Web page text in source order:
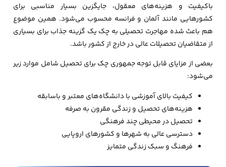
باکیفیت و هزینه‌های معقول، جایگزین بسیار مناسبی برای
کشورهایی مانند آلمان و فرانسه محسوب می‌شود. همین موضوع
هم باعث شده مهاجرت تحصیلی به چک یک گزینه جذاب برای بسیاری
از متقاضیان تحصیلات عالی در خارج از کشور باشد.
بعضی از مزایای قابل توجه جمهوری چک برای تحصیل شامل موارد زیر
می‌شود:
کیفیت بالای آموزشی با دانشگاه‌های معتبر و باسابقه
هزینه‌های تحصیل و زندگی مقرون به صرفه
تحصیل در محیطی چند فرهنگی
دسترسی عالی به شهرها و کشورهای اروپایی
فرهنگ و سبک زندگی متمایز